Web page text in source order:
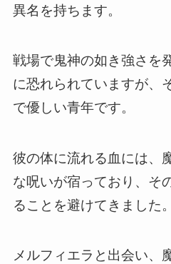
異名を持ちます。
戦場で鬼神の如き強さを
に恐れられていますが、
で優しい青年です。
彼の体に流れる血には、
な呪いが宿っており、そ
ることを避けてきました。
メルフィエラと出会い、